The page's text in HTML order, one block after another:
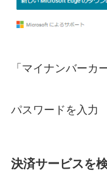
「マイナンバーカ
パスワードを入力
決済サービスを